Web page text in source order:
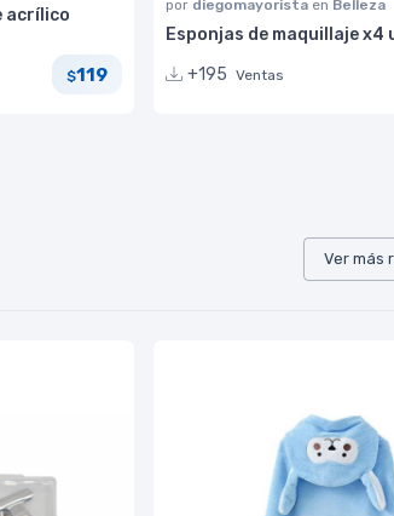
acrílico
$119
por diegomayorista en Belleza
Esponjas de maquillaje x4
+195 Ventas
Ver más